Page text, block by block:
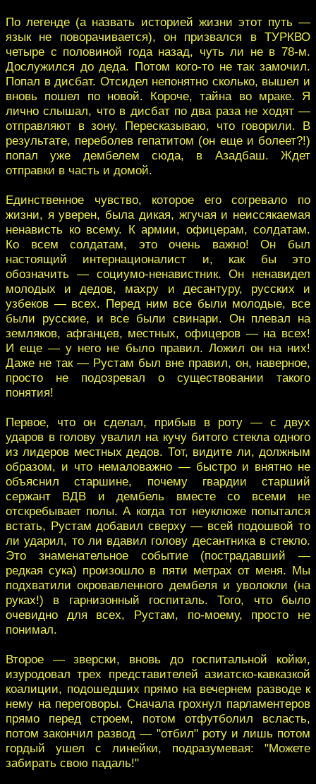
По легенде (а назвать историей жизни этот путь —
язык не поворачивается), он призвался в ТУРКВО
четыре с половиной года назад, чуть ли не в 78-м.
Дослужился до деда. Потом кого-то не так замочил.
Попал в дисбат. Отсидел непонятно сколько, вышел и
вновь пошел по новой. Короче, тайна во мраке. Я
лично слышал, что в дисбат по два раза не ходят —
отправляют в зону. Пересказываю, что говорили. В
результате, переболев гепатитом (он еще и болеет?!)
попал уже дембелем сюда, в Азадбаш. Ждет
отправки в часть и домой.
Единственное чувство, которое его согревало по
жизни, я уверен, была дикая, жгучая и неиссякаемая
ненависть ко всему. К армии, офицерам, солдатам.
Ко всем солдатам, это очень важно! Он был
настоящий интернационалист и, как бы это
обозначить — социумо-ненавистник. Он ненавидел
молодых и дедов, махру и десантуру, русских и
узбеков — всех. Перед ним все были молодые, все
были русские, и все были свинари. Он плевал на
земляков, афганцев, местных, офицеров — на всех!
И еще — у него не было правил. Ложил он на них!
Даже не так — Рустам был вне правил, он, наверное,
просто не подозревал о существовании такого
понятия!
Первое, что он сделал, прибыв в роту — с двух
ударов в голову увалил на кучу битого стекла одного
из лидеров местных дедов. Тот, видите ли, должным
образом, и что немаловажно — быстро и внятно не
объяснил старшине, почему гвардии старший
сержант ВДВ и дембель вместе со всеми не
отскребывает полы. А когда тот неуклюже попытался
встать, Рустам добавил сверху — всей подошвой то
ли ударил, то ли вдавил голову десантника в стекло.
Это знаменательное событие (пострадавший —
редкая сука) произошло в пяти метрах от меня. Мы
подхватили окровавленного дембеля и уволокли (на
руках!) в гарнизонный госпиталь. Того, что было
очевидно для всех, Рустам, по-моему, просто не
понимал.
Второе — зверски, вновь до госпитальной койки,
изуродовал трех представителей азиатско-кавказкой
коалиции, подошедших прямо на вечернем разводе к
нему на переговоры. Сначала грохнул парламентеров
прямо перед строем, потом отфутболил всласть,
потом закончил развод — "отбил" роту и лишь потом
гордый ушел с линейки, подразумевая: "Можете
забирать свою падаль!"